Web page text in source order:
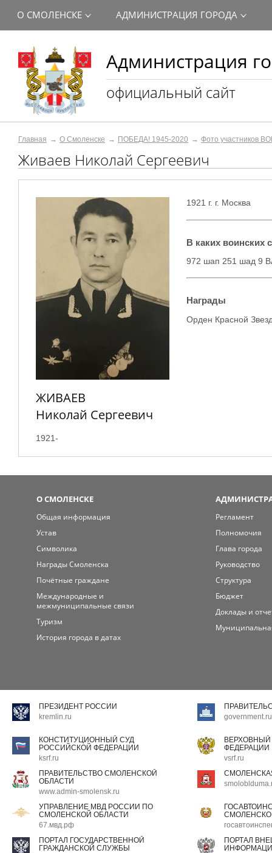
Администрация
официальный сайт
О СМОЛЕНСКЕ АДМИНИСТРАЦИЯ ГОРОДА
Главная О Смоленске ПОБЕДА! 1945-2020 Фото участников
Живаев Николай Сергеевич
ЖИВАЕВ
Николай Сергеевич
1921-
1921 г. г. Москва
​В каких воинских
972 шап 251 шад 9
​Награды
Орден Красной
О СМОЛЕНСКЕ
Общая информация
Устав
Символика
Награды Смоленска
Почётные граждане
Международные и
межмуниципальные связи
Туризм
История города в датах
Регламент
Полномочия
Глава города
Руководство
Структура
Бюджет
Доклады и
ПРЕЗИДЕНТ РОССИИ
kremlin.ru
government.ru
КОНСТИТУЦИОННЫЙ СУД
РОССИЙСКОЙ ФЕДЕРАЦИИ
ksrf.ru
ФЕДЕРАЦИИ
vsrf.ru
ПРАВИТЕЛЬСТВО СМОЛЕНСКОЙ
ОБЛАСТИ
www.admin-smolensk.ru
УПРАВЛЕНИЕ МВД РОССИИ ПО
СМОЛЕНСКОЙ ОБЛАСТИ
67.мвд.рф
ПОРТАЛ ГОСУДАРСТВЕННОЙ
ГРАЖДАНСКОЙ СЛУЖБЫ
ПОРТАЛ